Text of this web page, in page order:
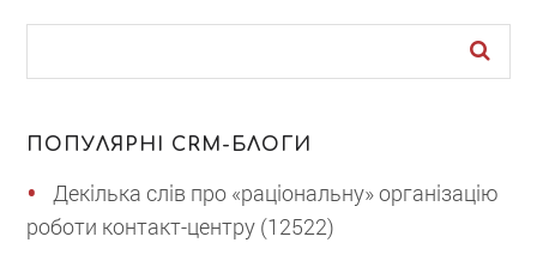
ПОПУЛЯРНІ CRM-БЛОГИ
Декілька слів про «раціональну» організацію
роботи контакт-центру (12522)